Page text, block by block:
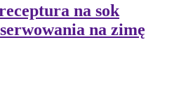
na sok
na zimę